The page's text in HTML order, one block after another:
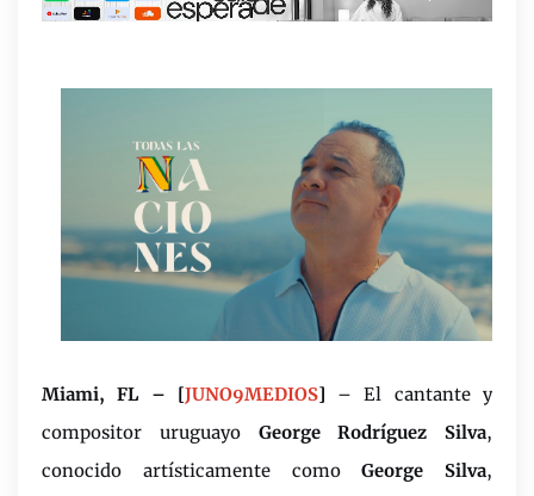
Miami, FL – [JUNO9MEDIOS] – El cantante y
compositor uruguayo George Rodríguez Silva,
conocido artísticamente comoGeorge Silva,